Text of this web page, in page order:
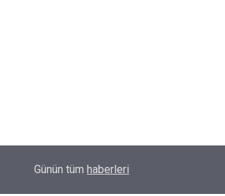
Diyarbakır’da o hattaki dolmuş ücretlerine zam
Günün tüm haberleri